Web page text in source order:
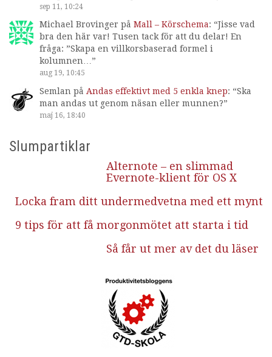
sep 11, 10:24
Michael Brovinger på Mall – Körschema: “Jisse vad
bra den här var! Tusen tack för att du delar! En
fråga: ”Skapa en villkorsbaserad formel i
kolumnen…”
aug 19, 10:45
Semlan på Andas effektivt med 5 enkla knep: “Ska
man andas ut genom näsan eller munnen?”
maj 16, 18:40
Slumpartiklar
Alternote – en slimmad
Evernote-klient för OS X
Locka fram ditt undermedvetna med ett mynt
9 tips för att få morgonmötet att starta i tid
Så får ut mer av det du läser